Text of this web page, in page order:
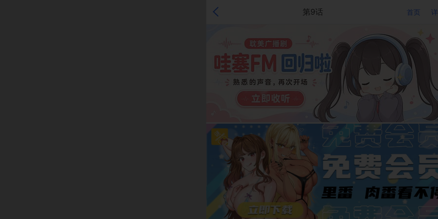
第9话 首页